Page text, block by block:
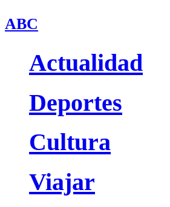
ABC
Actualidad
Deportes
Cultura
Viajar